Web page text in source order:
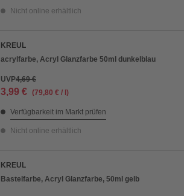
Nicht online erhältlich
KREUL
acrylfarbe, Acryl Glanzfarbe 50ml dunkelblau
UVP4,69 €
3,99 € (79,80 € / l)
Verfügbarkeit im Markt prüfen
Nicht online erhältlich
KREUL
Bastelfarbe, Acryl Glanzfarbe, 50ml gelb